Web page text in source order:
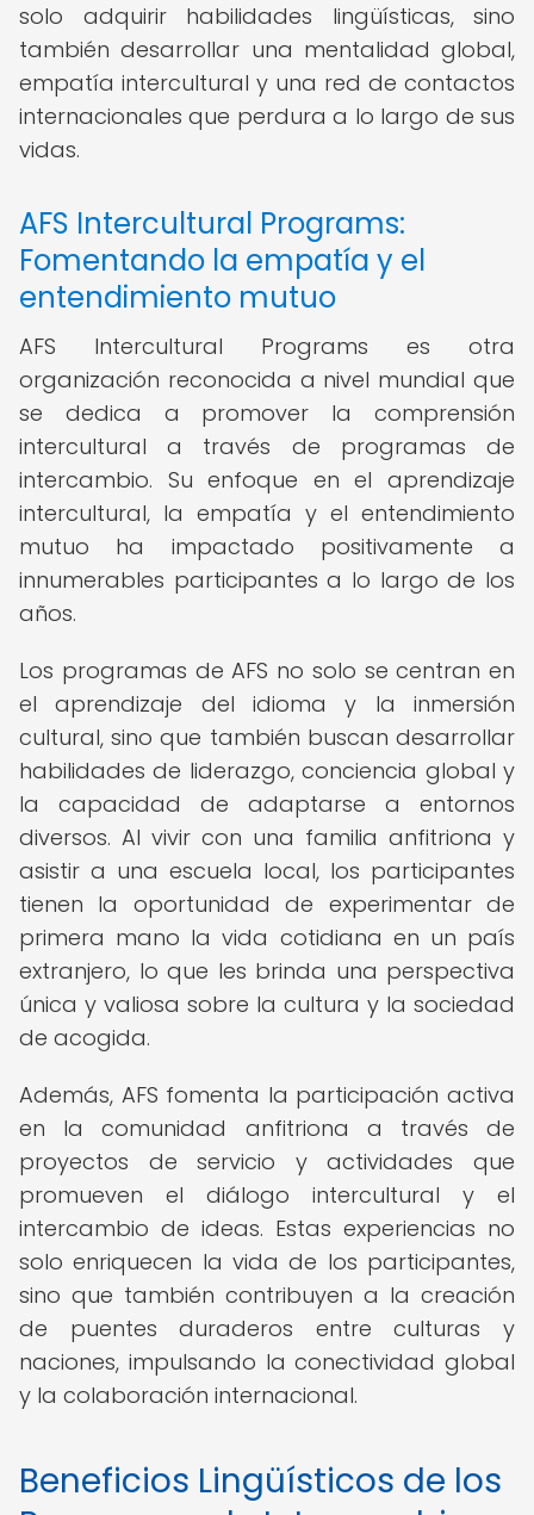
solo adquirir habilidades lingüísticas, sino
también desarrollar una mentalidad global,
empatía intercultural y una red de contactos
internacionales que perdura a lo largo de sus
vidas.
AFS Intercultural Programs:
Fomentando la empatía y el
entendimiento mutuo
AFS Intercultural Programs es otra
organización reconocida a nivel mundial que
se dedica a promover la comprensión
intercultural a través de programas de
intercambio. Su enfoque en el aprendizaje
intercultural, la empatía y el entendimiento
mutuo ha impactado positivamente a
innumerables participantes a lo largo de los
años.
Los programas de AFS no solo se centran en
el aprendizaje del idioma y la inmersión
cultural, sino que también buscan desarrollar
habilidades de liderazgo, conciencia global y
la capacidad de adaptarse a entornos
diversos. Al vivir con una familia anfitriona y
asistir a una escuela local, los participantes
tienen la oportunidad de experimentar de
primera mano la vida cotidiana en un país
extranjero, lo que les brinda una perspectiva
única y valiosa sobre la cultura y la sociedad
de acogida.
Además, AFS fomenta la participación activa
en la comunidad anfitriona a través de
proyectos de servicio y actividades que
promueven el diálogo intercultural y el
intercambio de ideas. Estas experiencias no
solo enriquecen la vida de los participantes,
sino que también contribuyen a la creación
de puentes duraderos entre culturas y
naciones, impulsando la conectividad global
y la colaboración internacional.
Beneficios Lingüísticos de los